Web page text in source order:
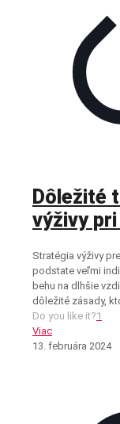
Dôležité
výživy
Stratégia výživy
podstate veľmi
behu na dlhšie
dôležité zásady,
Do you like it?1
Viac
13. februára 2024